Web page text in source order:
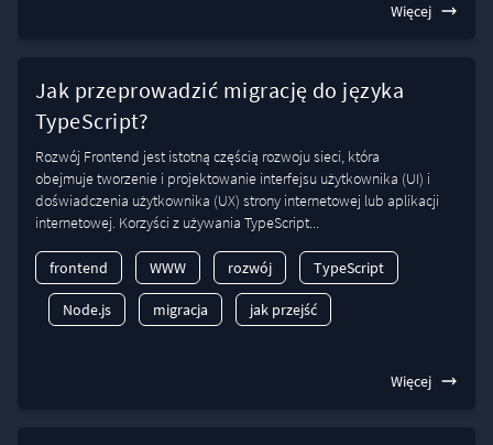
Więcej
Jak przeprowadzić migrację do języka
TypeScript?
Rozwój Frontend jest istotną częścią rozwoju sieci, która
obejmuje tworzenie i projektowanie interfejsu użytkownika (UI) i
doświadczenia użytkownika (UX) strony internetowej lub aplikacji
internetowej. Korzyści z używania TypeScript...
frontend WWW rozwój TypeScript
Node.js migracja jak przejść
Więcej